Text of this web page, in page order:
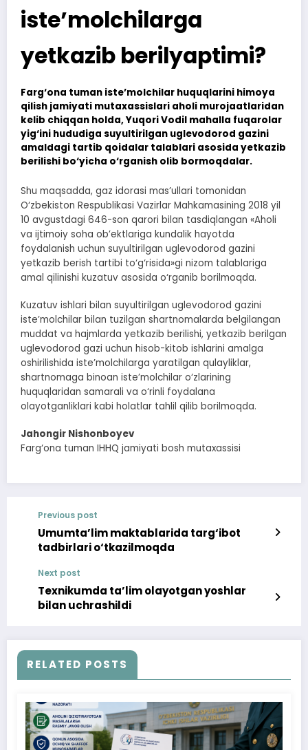
iste’molchilarga
yetkazib berilyaptimi?
Farg‘ona tuman iste’molchilar huquqlarini himoya
qilish jamiyati mutaxassislari aholi murojaatlaridan
kelib chiqqan holda, Yuqori Vodil mahalla fuqarolar
yig‘ini hududiga suyultirilgan uglevodorod gazini
amaldagi tartib qoidalar talablari asosida yetkazib
berilishi bo‘yicha o‘rganish olib bormoqdalar.
Shu maqsadda, gaz idorasi mas’ullari tomonidan
O‘zbekiston Respublikasi Vazirlar Mahkamasining 2018 yil
10 avgustdagi 646-son qarori bilan tasdiqlangan «Aholi
va ijtimoiy soha ob’ektlariga kundalik hayotda
foydalanish uchun suyultirilgan uglevodorod gazini
yetkazib berish tartibi to‘g‘risida»gi nizom talablariga
amal qilinishi kuzatuv asosida o‘rganib borilmoqda.
Kuzatuv ishlari bilan suyultirilgan uglevodorod gazini
iste’molchilar bilan tuzilgan shartnomalarda belgilangan
muddat va hajmlarda yetkazib berilishi, yetkazib berilgan
uglevodorod gazi uchun hisob-kitob ishlarini amalga
oshirilishida iste’molchilarga yaratilgan qulayliklar,
shartnomaga binoan iste’molchilar o‘zlarining
huquqlaridan samarali va o‘rinli foydalana
olayotganliklari kabi holatlar tahlil qilib borilmoqda.
Jahongir Nishonboyev
Farg‘ona tuman IHHQ jamiyati bosh mutaxassisi
Previous post
Umumta’lim maktablarida targ‘ibot
tadbirlari o‘tkazilmoqda
Next post
Texnikumda ta’lim olayotgan yoshlar
bilan uchrashildi
RELATED POSTS